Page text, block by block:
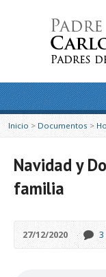
Inicio >Documentos>
Navidad y
familia
27/12/2020